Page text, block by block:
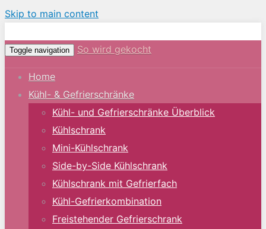
Skip to main content
Toggle navigation So wird gekocht
Home
Kühl- & Gefrierschränke
Kühl- und Gefrierschränke Überblick
Kühlschrank
Mini-Kühlschrank
Side-by-Side Kühlschrank
Kühlschrank mit Gefrierfach
Kühl-Gefrierkombination
Freistehender Gefrierschrank